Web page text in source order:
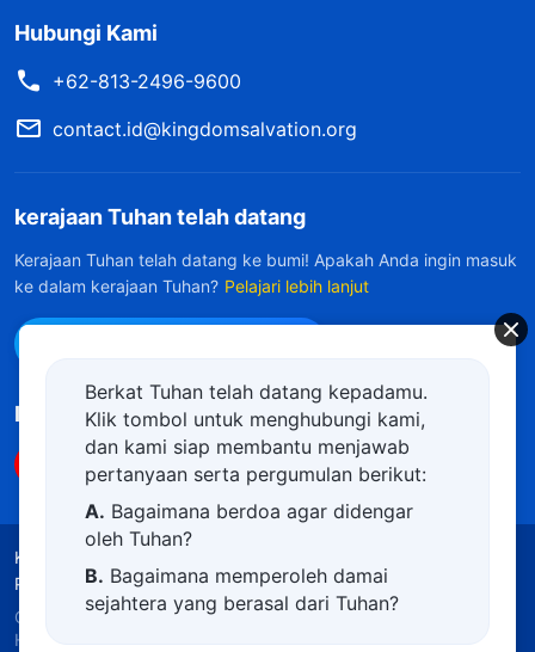
Hubungi Kami
+62-813-2496-9600
contact.id@kingdomsalvation.org
kerajaan Tuhan telah datang
Kerajaan Tuhan telah datang ke bumi! Apakah Anda ingin masuk
ke dalam kerajaan Tuhan? Pelajari lebih lanjut
Ikuti Kami
Ketentuan Penggunaan
Penghargaan
Kebijakan Cookie
Copyright © 2026Gereja Tuhan Yang Mahakuasa.
Hak Cipta Dilindungi Undang-Undang.
Berkat Tuhan telah datang kepadamu.
Klik tombol untuk menghubungi kami,
dan kami siap membantu menjawab
pertanyaan serta pergumulan berikut:
A. Bagaimana berdoa agar didengar
oleh Tuhan?
B. Bagaimana memperoleh damai
sejahtera yang berasal dari Tuhan?